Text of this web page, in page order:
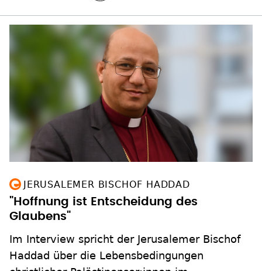
JERUSALEMER BISCHOF HADDAD
"Hoffnung ist Entscheidung des
Glaubens"
Im Interview spricht der Jerusalemer Bischof
Haddad über die Lebensbedingungen